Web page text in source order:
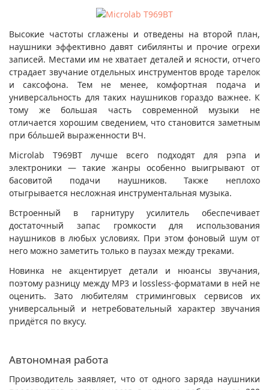
Высокие частоты сглажены и отведены на второй план,
наушники эффективно давят сибилянты и прочие огрехи
записей. Местами им не хватает деталей и ясности, отчего
страдает звучание отдельных инструментов вроде тарелок
и саксофона. Тем не менее, комфортная подача и
универсальность для таких наушников гораздо важнее. К
тому же большая часть современной музыки не
отличается хорошим сведением, что становится заметным
при бо́льшей выраженности ВЧ.
Microlab T969BT лучше всего подходят для рэпа и
электроники — такие жанры особенно выигрывают от
басовитой подачи наушников. Также неплохо
отыгрывается несложная инструментальная музыка.
Встроенный в гарнитуру усилитель обеспечивает
достаточный запас громкости для использования
наушников в любых условиях. При этом фоновый шум от
него можно заметить только в паузах между треками.
Новинка не акцентирует детали и нюансы звучания,
поэтому разницу между MP3 и lossless-форматами в ней не
оценить. Зато любителям стриминговых сервисов их
универсальный и нетребовательный характер звучания
придётся по вкусу.
Автономная работа
Производитель заявляет, что от одного заряда наушники